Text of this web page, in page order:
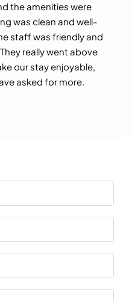
the amenities were
was clean and well-
staff was friendly and
really went above
our stay enjoyable,
asked for more.